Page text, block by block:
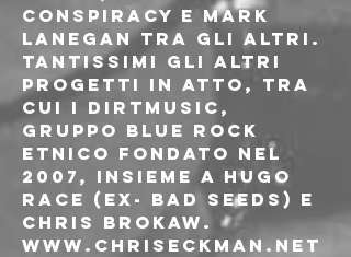
Conspiracy e Mark
Lanegan tra gli altri.
Tantissimi gli altri
progetti in atto, tra
cui i Dirtmusic,
gruppo blue rock
etnico fondato nel
2007, insieme a Hugo
Race (ex- Bad Seeds) e
Chris Brokaw.
www.chriseckman.net